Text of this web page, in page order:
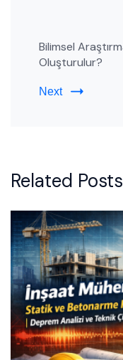
Bilimsel
Oluşturulur?
Next
Related Posts